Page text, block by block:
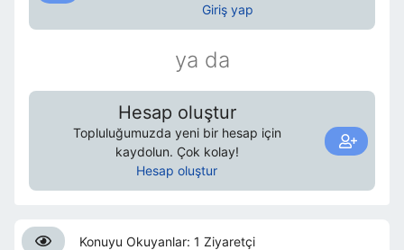
Giriş yap
ya da
Hesap oluştur
Topluluğumuzda yeni bir hesap için
kaydolun. Çok kolay!
Hesap oluştur
Konuyu Okuyanlar: 1 Ziyaretçi